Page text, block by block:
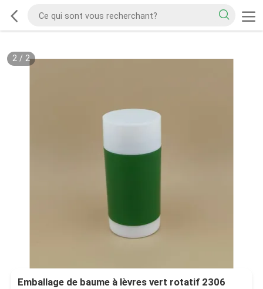
2/ 2
Emballage de baume à lèvres vert rotatif 2306